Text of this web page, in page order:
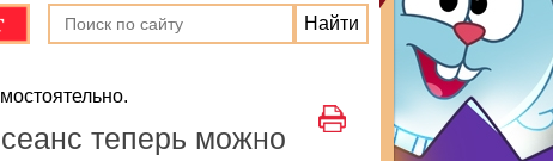
теперь можно